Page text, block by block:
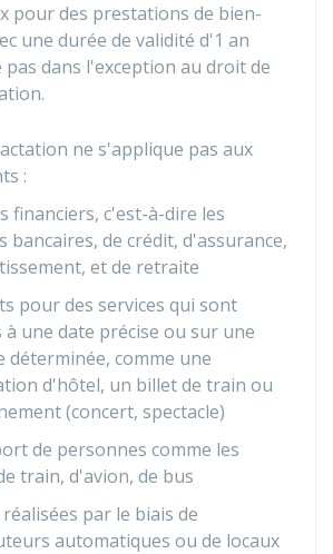
pour des prestations de bien-
une durée de validité d'1 an
dans l'exception au droit de
ne s'applique pas aux
:
financiers, c'est-à-dire les
bancaires, de crédit, d'assurance,
et de retraite
pour des services qui sont
une date précise ou sur une
déterminée, comme une
d'hôtel, un billet de train ou
(concert, spectacle)
de personnes comme les
train, d'avion, de bus
par le biais de
automatiques ou de locaux